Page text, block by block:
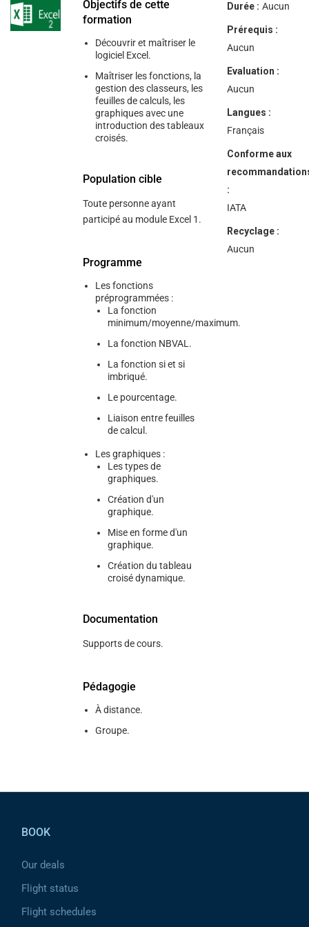
help
you
navigate
Objectifs de cette
formation
Découvrir et maîtriser le
logiciel Excel.
Maîtriser les fonctions, la
gestion des classeurs, les
feuilles de calculs, les
graphiques avec une
introduction des tableaux
croisés.
Population cible
Toute personne ayant
participé au module Excel 1.
Programme
Les fonctions
préprogrammées :
La fonction
minimum/moyenne/maximum.
La fonction NBVAL.
La fonction si et si
imbriqué.
Le pourcentage.
Liaison entre feuilles
de calcul.
Les graphiques :
Les types de
graphiques.
Création d'un
graphique.
Mise en forme d'un
graphique.
Création du tableau
croisé dynamique.
Documentation
Supports de cours.
Pédagogie
À distance.
Groupe.
Durée : Aucun
Prérequis :
Aucun
Evaluation :
Aucun
Langues :
Français
Conforme aux
:
IATA
Recyclage :
Aucun
BOOK
Our deals
Flight status
Flight schedules